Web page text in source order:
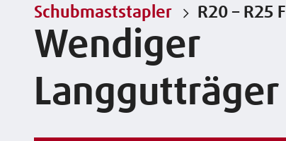
Schubmaststapler R20 – R25 F
Wendiger
Langgutträger